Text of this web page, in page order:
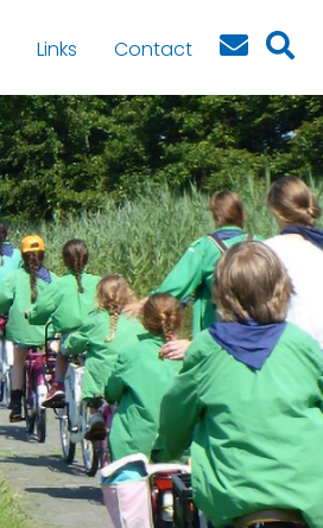
Links Contact